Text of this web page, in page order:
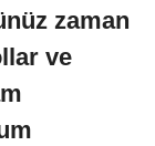
zaman
ve